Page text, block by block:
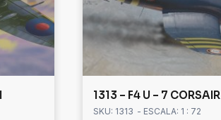
1313 – F4 U – 7 CORSAIR
SKU: 1313 - ESCALA: 1 : 72